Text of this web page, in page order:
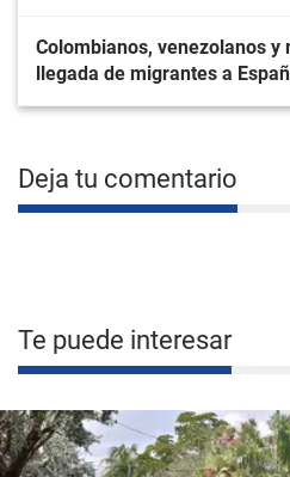
Colombianos, venezolanos
llegada de migrantes a
Deja tu comentario
Te puede interesar